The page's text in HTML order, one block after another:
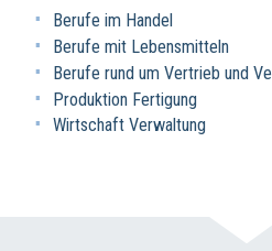
Berufe im Handel
Berufe mit Lebensmitteln
Berufe rund um Vertrieb und
Produktion Fertigung
Wirtschaft Verwaltung